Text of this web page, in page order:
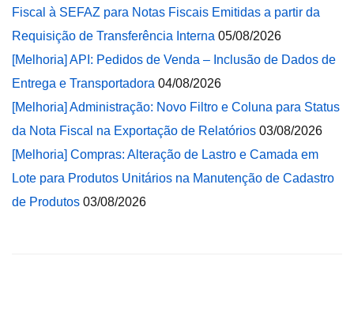
Fiscal à SEFAZ para Notas Fiscais Emitidas a partir da
Requisição de Transferência Interna 05/08/2026
[Melhoria] API: Pedidos de Venda – Inclusão de Dados de
Entrega e Transportadora 04/08/2026
[Melhoria] Administração: Novo Filtro e Coluna para Status
da Nota Fiscal na Exportação de Relatórios 03/08/2026
[Melhoria] Compras: Alteração de Lastro e Camada em
Lote para Produtos Unitários na Manutenção de Cadastro
de Produtos 03/08/2026